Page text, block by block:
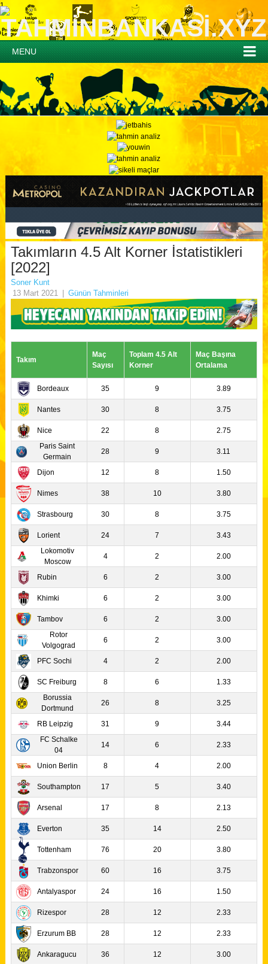
1
MENU
Takımların 4.5 Alt Korner İstatistikleri
[2022]
Soner Kunt
13 Mart 2021
Günün Tahminleri
Takım
Maç
Sayısı
Toplam 4.5 Alt
Korner
Maç Başına
Ortalama
Bordeaux 35 9 3.89
Nantes 30 8 3.75
Nice 22 8
2.75
Paris Saint
Germain
28 9 3.11
Dijon 12 8 1.50
Nimes 38 10 3.80
Strasbourg 30 8 3.75
Lorient 24 7
3.43
Lokomotiv
Moscow
4 2 2.00
Rubin 6 2 3.00
Khimki 6 2 3.00
Tambov 6 2
3.00
Rotor
Volgograd
6 2 3.00
PFC Sochi 4 2 2.00
SC Freiburg 8 6
1.33
Borussia
Dortmund
26 8 3.25
RB Leipzig 31 9
3.44
FC Schalke
04
14 6 2.33
Union Berlin 8 4 2.00
Southampton 17 5 3.40
Arsenal 17 8 2.13
Everton 35 14 2.50
Tottenham 76 20 3.80
Trabzonspor 60 16 3.75
Antalyaspor 24 16 1.50
Rizespor 28 12 2.33
Erzurum BB 28 12 2.33
Ankaragucu 36 12 3.00